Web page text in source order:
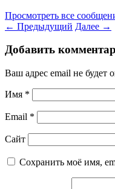
Просмотреть все
← Предыдущий Далее →
Добавить
Ваш адрес email не будет
Имя *
Email *
Сайт
Сохранить моё имя,